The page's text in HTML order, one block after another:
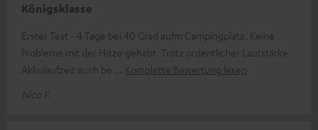
Königsklasse
Erster Test - 4 Tage bei 40 Grad aufm Campingplatz. Keine
Probleme mit der Hitze gehabt. Trotz ordentlicher Lautstärke.
Akkulaufzeit auch be
Komplette Bewertung lesen
Nico F.